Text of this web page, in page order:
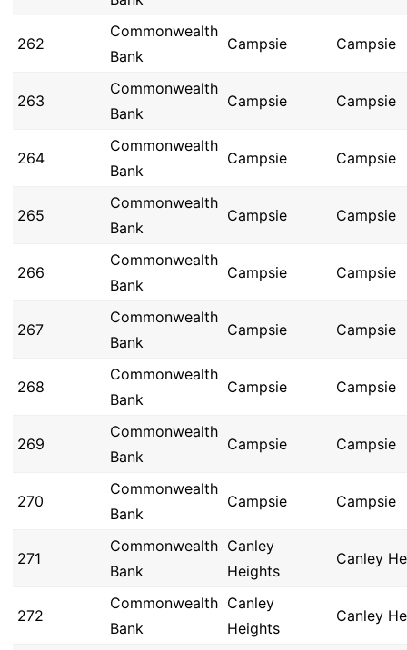
262
Commonwealth
Bank
Campsie Campsie
263
Commonwealth
Bank
Campsie Campsie
264
Commonwealth
Bank
Campsie Campsie
265
Commonwealth
Bank
Campsie Campsie
266
Commonwealth
Bank
Campsie Campsie
267
Commonwealth
Bank
Campsie Campsie
268
Commonwealth
Bank
Campsie Campsie
269
Commonwealth
Bank
Campsie Campsie
270
Commonwealth
Bank
Campsie Campsie
271
Commonwealth
Bank
Canley
Heights
Canley
272
Commonwealth
Bank
Canley
Heights
Canley